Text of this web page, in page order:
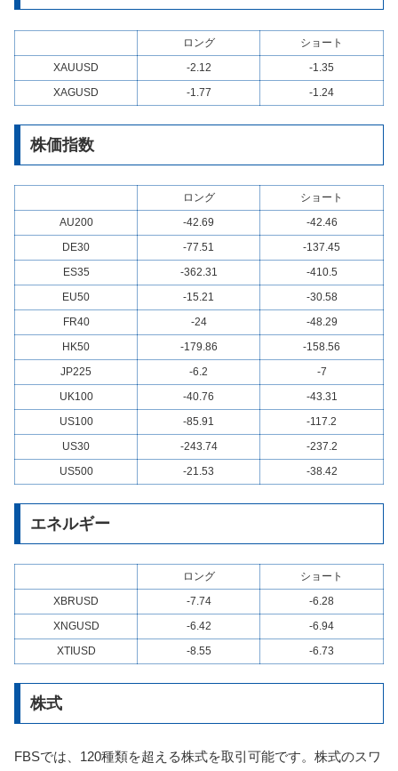
ロング
ショート
XAUUSD
-2.12
-1.35
XAGUSD
-1.77 -1.24
株価指数
ロング
ショート
AU200
-42.69
-42.46
DE30
-77.51
-137.45
ES35
-362.31
-410.5
EU50
-15.21
-30.58
FR40
-24
-48.29
HK50
-179.86
-158.56
JP225
-6.2
-7
UK100
-40.76
-43.31
US100
-85.91
-117.2
US30
-243.74
-237.2
US500
-21.53 -38.42
エネルギー
ロング
ショート
XBRUSD
-7.74
-6.28
XNGUSD
-6.42
-6.94
XTIUSD
-8.55 -6.73
株式
FBSでは、120種類を超える株式を取引可能です。株式のスワ